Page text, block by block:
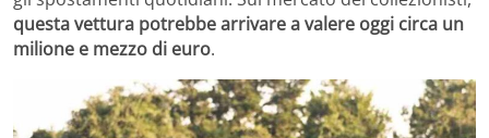
questa vettura potrebbe arrivare a valere oggi circa un
milione e mezzo di euro.